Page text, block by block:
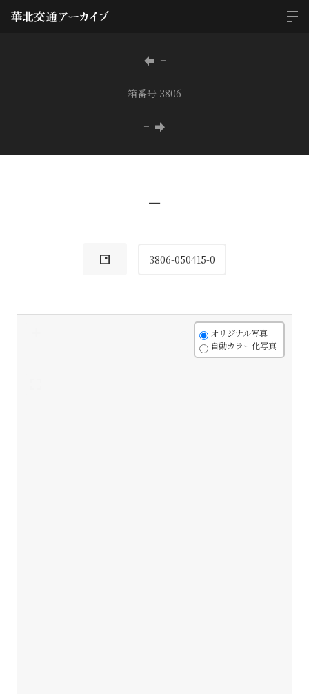
−
箱番号 3806
−
−
3806-050415-0
オリジナル写真
自動カラー化写真